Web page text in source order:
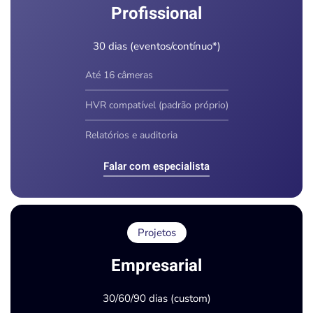
Profissional
30 dias (eventos/contínuo*)
Até 16 câmeras
HVR compatível (padrão próprio)
Relatórios e auditoria
Falar com especialista
Projetos
Empresarial
30/60/90 dias (custom)